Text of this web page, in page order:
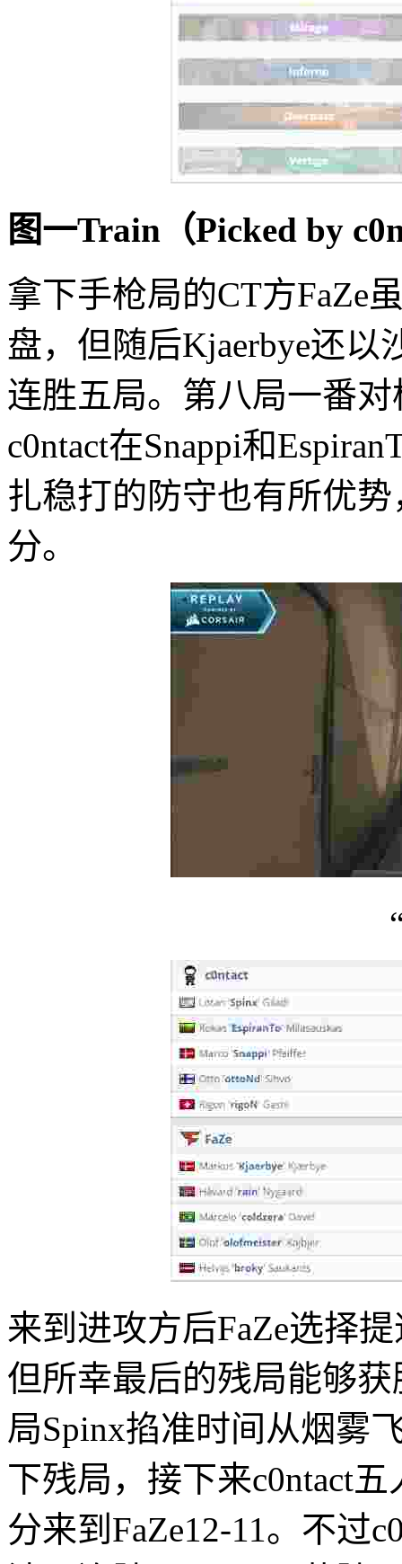
图一Train（Picked by
拿下手枪局的CT方FaZe
盘，但随后Kjaerbye还以
连胜五局。第八局一番
c0ntact在Snappi和
扎稳打的防守也有所优
分。
来到进攻方后FaZe选择
但所幸最后的残局能够
局Spinx掐准时间从烟雾
下残局，接下来c0ntact
分来到FaZe12-11。不过